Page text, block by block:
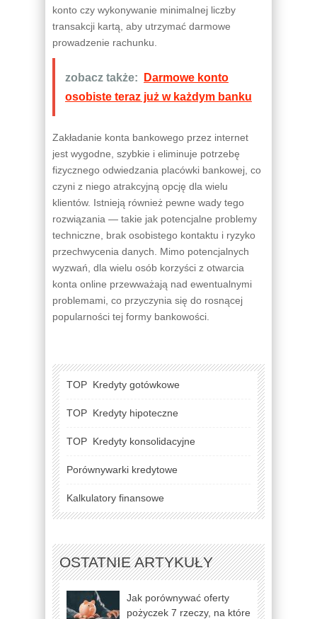
konto czy wykonywanie minimalnej liczby
transakcji kartą, aby utrzymać darmowe
prowadzenie rachunku.
zobacz także:
Darmowe konto
osobiste teraz już w każdym banku
Zakładanie konta bankowego przez internet
jest wygodne, szybkie i eliminuje potrzebę
fizycznego odwiedzania placówki bankowej, co
czyni z niego atrakcyjną opcję dla wielu
klientów. Istnieją również pewne wady tego
rozwiązania — takie jak potencjalne problemy
techniczne, brak osobistego kontaktu i ryzyko
przechwycenia danych. Mimo potencjalnych
wyzwań, dla wielu osób korzyści z otwarcia
konta online przewważają nad ewentualnymi
problemami, co przyczynia się do rosnącej
popularności tej formy bankowości.
TOP Kredyty gotówkowe
TOP Kredyty hipoteczne
TOP Kredyty konsolidacyjne
Porównywarki kredytowe
Kalkulatory finansowe
OSTATNIE ARTYKUŁY
Jak porównywać oferty
pożyczek 7 rzeczy, na które